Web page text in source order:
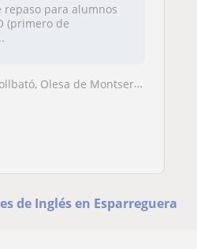
repaso para alumnos
(primero de
de Montserrat, Abrera, El Bruc
de Inglés en Esparreguera